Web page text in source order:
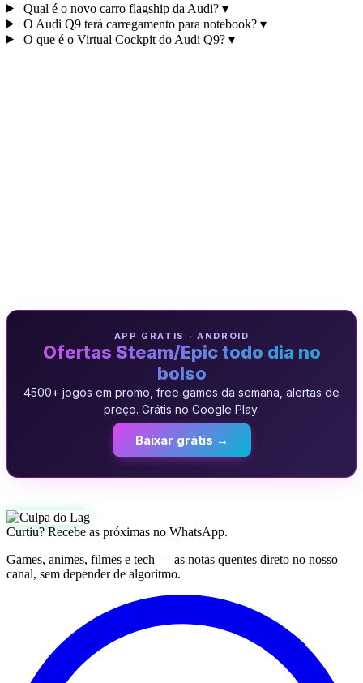
Qual é o novo carro flagship da Audi? ▾
O Audi Q9 terá carregamento para notebook? ▾
O que é o Virtual Cockpit do Audi Q9? ▾
APP GRATIS · ANDROID
Ofertas Steam/Epic todo dia no
bolso
4500+ jogos em promo, free games da semana, alertas de
preço. Grátis no Google Play.
Baixar grátis →
Curtiu? Recebe as próximas no WhatsApp.
Games, animes, filmes e tech — as notas quentes direto no nosso
canal, sem depender de algoritmo.